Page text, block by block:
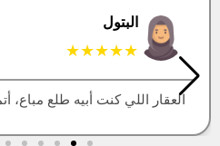
البتول
★★★★★
العقار اللي كنت أبيه طلع